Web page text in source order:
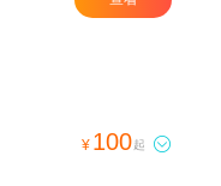
¥ 100起 